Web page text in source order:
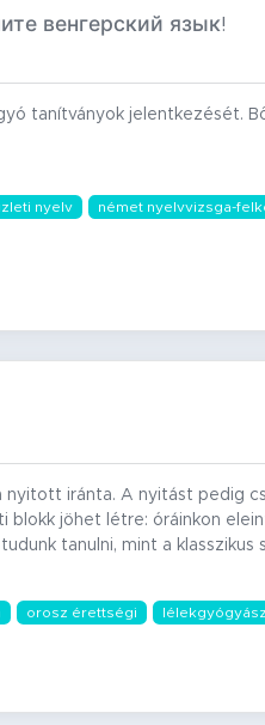
венгерский язык!
tanítványok jelentkezését.
nyelv német nyelvvizsga-
iránta. A nyitást pedig
blokk jöhet létre: óráinkon
tanulni, mint a klasszikus
orosz érettségi